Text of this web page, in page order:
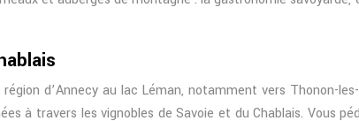
d’Annecy au lac Léman, notamment vers Thonon-
à travers les vignobles de Savoie et du Chablais. Vous